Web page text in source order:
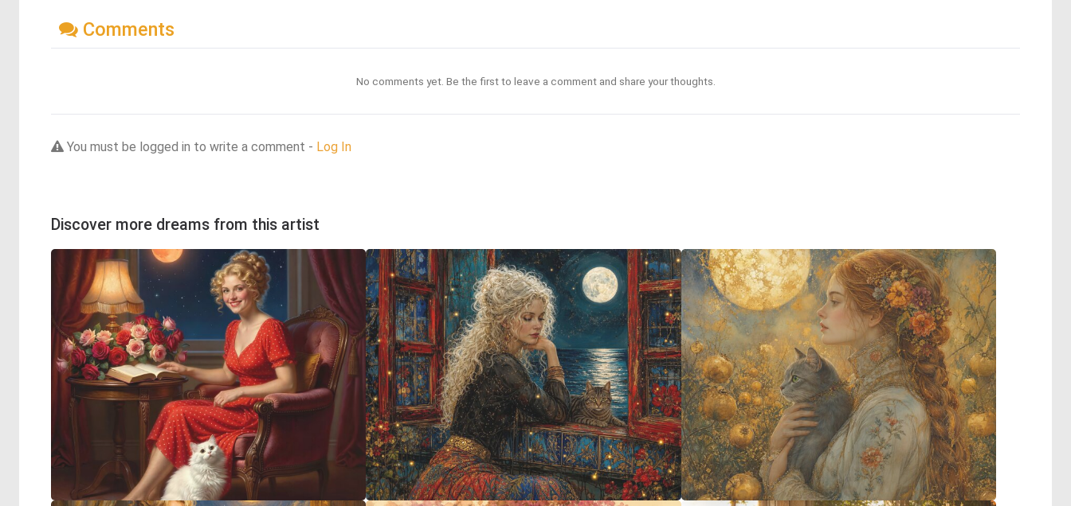
Comments
No comments yet. Be the first to leave a comment and share your thoughts.
You must be logged in to write a comment - Log In
Discover more dreams from this artist